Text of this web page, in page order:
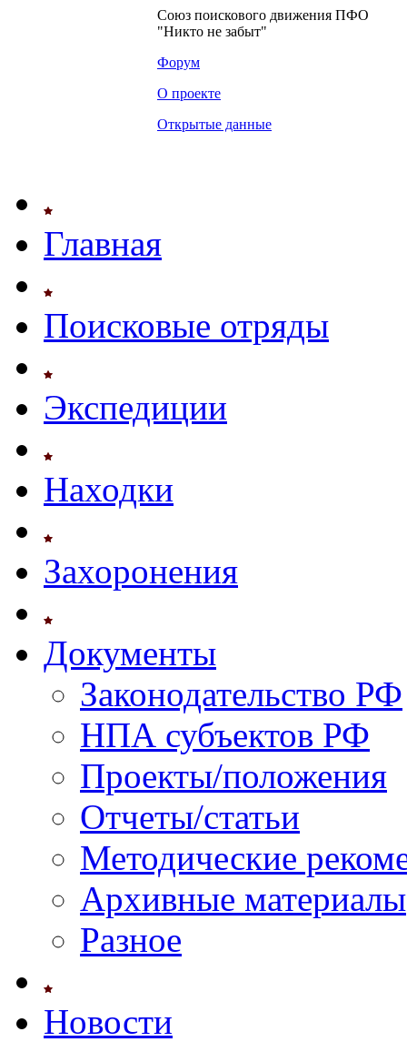
Союз поискового движения ПФО
"Никто не забыт"
Форум
О проекте
Открытые данные
Главная
Поисковые отряды
Экспедиции
Находки
Захоронения
Документы
Законодательство РФ
НПА субъектов РФ
Проекты/положения
Отчеты/статьи
Методические
Архивные материалы
Разное
Новости